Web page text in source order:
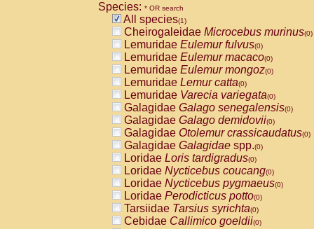
Species: * OR search
All species(1)
Cheirogaleidae Microcebus murinus(0)
Lemuridae Eulemur fulvus(0)
Lemuridae Eulemur macaco(0)
Lemuridae Eulemur mongoz(0)
Lemuridae Lemur catta(0)
Lemuridae Varecia variegata(0)
Galagidae Galago senegalensis(0)
Galagidae Galago demidovii(0)
Galagidae Otolemur crassicaudatus(0)
Galagidae Galagidae spp.(0)
Loridae Loris tardigradus(0)
Loridae Nycticebus coucang(0)
Loridae Nycticebus pygmaeus(0)
Loridae Perodicticus potto(0)
Tarsiidae Tarsius syrichta(0)
Cebidae Callimico goeldii(0)